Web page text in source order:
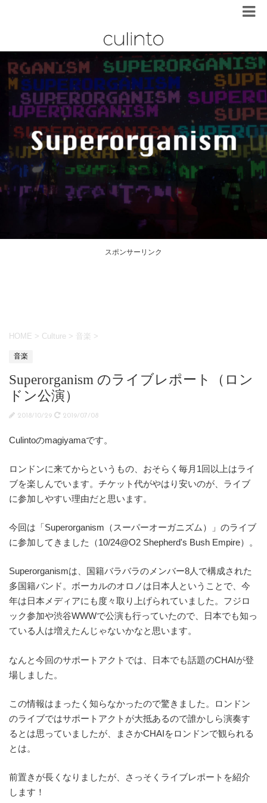
スポンサーリンク
HOME > Culture > 音楽 >
音楽
Superorganism のライブレポート（ロン
ドン公演）
2018/10/29 2019/07/08
Culintoのmagiyamaです。
ロンドンに来てからというもの、おそらく毎月1回以上はライ
ブを楽しんでいます。チケット代がやはり安いのが、ライブ
に参加しやすい理由だと思います。
今回は「Superorganism（スーパーオーガニズム）」のライブ
に参加してきました（10/24@O2 Shepherd's Bush Empire）。
Superorganismは、国籍バラバラのメンバー8人で構成された
多国籍バンド。ボーカルのオロノは日本人ということで、今
年は日本メディアにも度々取り上げられていました。フジロ
ック参加や渋谷WWWで公演も行っていたので、日本でも知っ
ている人は増えたんじゃないかなと思います。
なんと今回のサポートアクトでは、日本でも話題のCHAIが登
場しました。
この情報はまったく知らなかったので驚きました。ロンドン
のライブではサポートアクトが大抵あるので誰かしら演奏す
るとは思っていましたが、まさかCHAIをロンドンで観られる
とは。
前置きが長くなりましたが、さっそくライブレポートを紹介
します！